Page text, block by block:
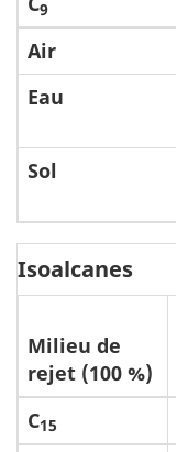
9
Air
Eau
Sol
Isoalcanes
Milieu de
rejet (100 %)
C15